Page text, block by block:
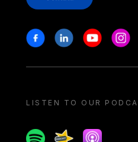
Stay in touch
FacebookLinkedinYoutube
LISTEN TO OUR
SpotifySpreaker
Apple